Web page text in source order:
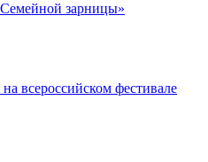
зарницы»
всероссийском фестивале